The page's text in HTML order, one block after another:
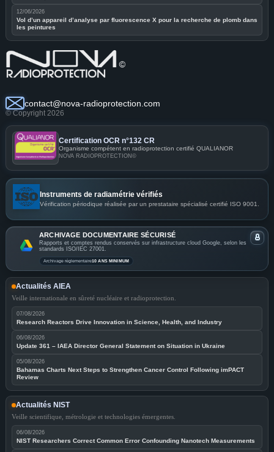
12/06/2026
Vol d’un appareil d’analyse par fluorescence X pour la recherche de plomb dans
les peintures
contact@nova-radioprotection.com
© Copyright 2026
Certification OCR n°132 CR
Organisme compétent en radioprotection certifié QUALIANOR
NOVA RADIOPROTECTION©
Instruments de radiamétrie vérifiés
Vérification périodique réalisée par un prestataire spécialisé certifié ISO 9001.
ARCHIVAGE DOCUMENTAIRE SÉCURISÉ
Rapports et comptes rendus conservés sur infrastructure cloud Google, selon les
standards ISO/IEC 27001.
Archivage réglementaire10 ANS MINIMUM
Actualités AIEA
Veille internationale en sûreté nucléaire et radioprotection.
07/08/2026
Research Reactors Drive Innovation in Science, Health, and Industry
06/08/2026
Update 361 – IAEA Director General Statement on Situation in Ukraine
05/08/2026
Bahamas Charts Next Steps to Strengthen Cancer Control Following imPACT
Review
Actualités NIST
Veille scientifique, métrologie et technologies émergentes.
06/08/2026
NIST Researchers Correct Common Error Confounding Nanotech Measurements